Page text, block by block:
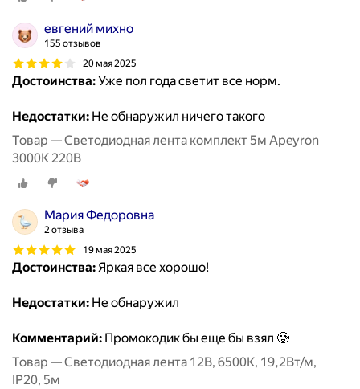
евгений михно
155 отзывов
20 мая 2025
Достоинства:Уже пол года светит все норм.
Недостатки: Не обнаружил ничего такого
Товар — Светодиодная лента комплект 5м Apeyron
3000К 220В
Мария Федоровна
2 отзыва
19 мая 2025
Достоинства:Яркая все хорошо!
Недостатки: Не обнаружил
Комментарий: Промокодик бы еще бы взял 🥲
Товар — Светодиодная лента 12В, 6500К, 19,2Вт/м,
IP20, 5м